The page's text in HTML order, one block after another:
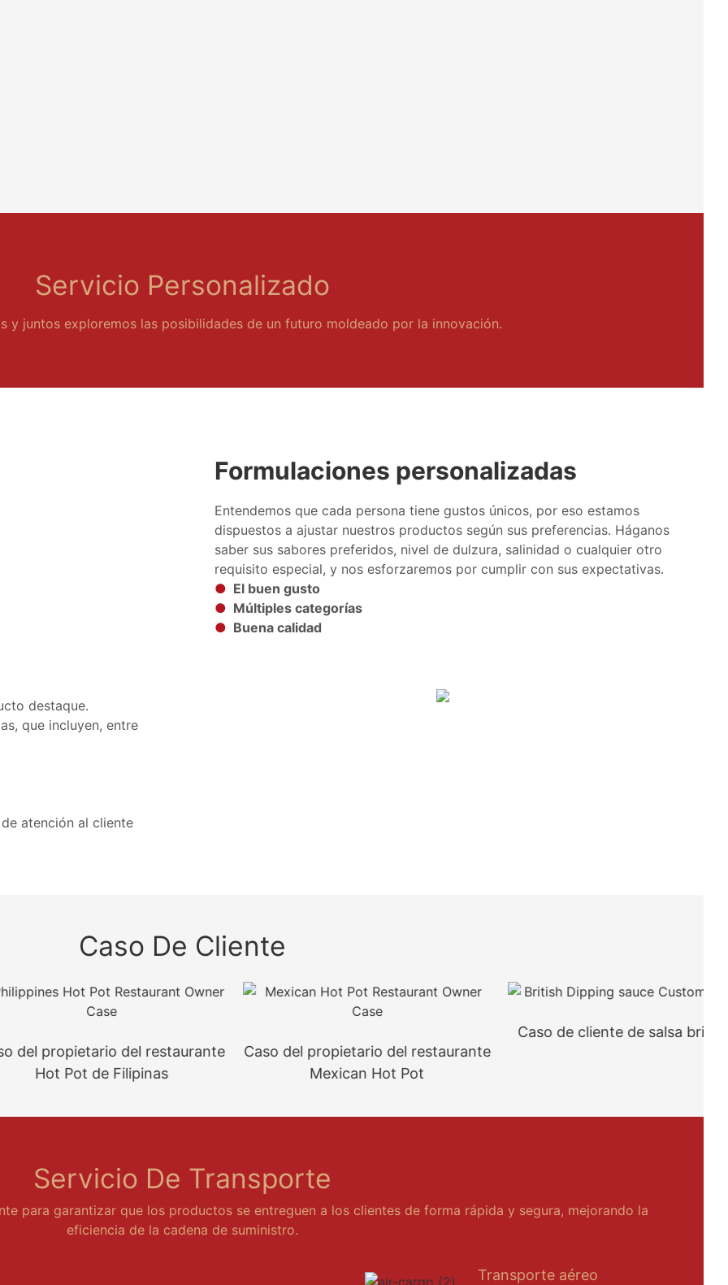
Servicio Personalizado
y juntos exploremos las posibilidades de un futuro moldeado por la innovación.
Formulaciones personalizadas
Entendemos que cada persona tiene gustos únicos, por eso estamos
dispuestos a ajustar nuestros productos según sus preferencias. Háganos
saber sus sabores preferidos, nivel de dulzura, salinidad o cualquier otro
requisito especial, y nos esforzaremos por cumplir con sus expectativas.
● El buen gusto
● Múltiples categorías
● Buena calidad
destaque.
que incluyen, entre
atención al cliente
Caso De Cliente
del restaurante
Pot de Filipinas
Caso del propietario del restaurante
Mexican Hot Pot
Caso de cliente de salsa británica
Servicio De Transporte
para garantizar que los productos se entreguen a los clientes de forma rápida y segura, mejorando la
eficiencia de la cadena de suministro.
Transporte aéreo